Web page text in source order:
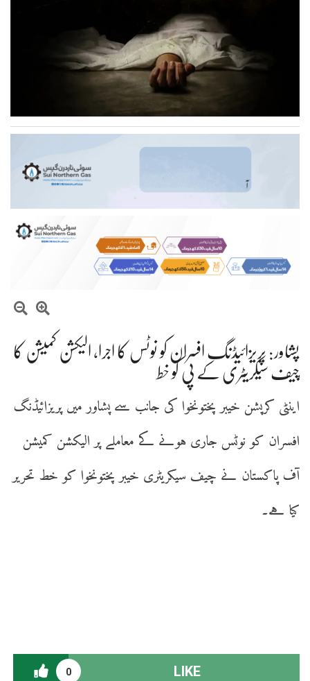
پشاور: پریزائیڈنگ افسران کو نوٹس کا اجرا، الیکشن کمیشن کا
چیف سیکریٹری کے پی کو خط
اینٹی کرپشن خیبر پختونخوا کی جانب سے پشاور میں پریزائیڈنگ
افسران کو نوٹس جاری ہونے کے معاملے پر الیکشن کمیشن
آف پاکستان نے چیف سیکریٹری خیبر پختونخوا کو خط تحریر
کیا ہے۔
0 LIKE